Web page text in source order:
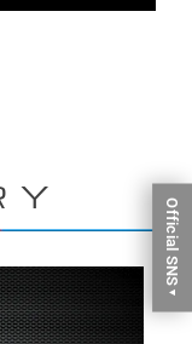
Official SNS
▼